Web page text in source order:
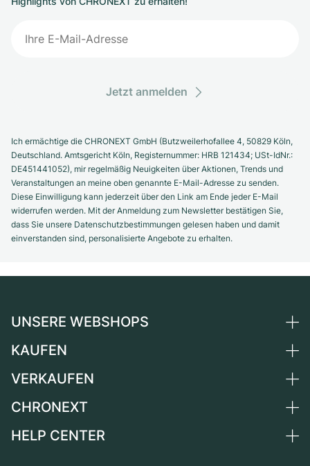
Jetzt anmelden
Ich ermächtige die CHRONEXT GmbH (Butzweilerhofallee 4, 50829 Köln,
Deutschland. Amtsgericht Köln, Registernummer: HRB 121434; USt-IdNr.:
DE451441052), mir regelmäßig Neuigkeiten über Aktionen, Trends und
Veranstaltungen an meine oben genannte E-Mail-Adresse zu senden.
Diese Einwilligung kann jederzeit über den Link am Ende jeder E-Mail
widerrufen werden. Mit der Anmeldung zum Newsletter bestätigen Sie,
dass Sie unsere Datenschutzbestimmungen gelesen haben und damit
einverstanden sind, personalisierte Angebote zu erhalten.
UNSERE WEBSHOPS
Deutschland
Schweiz
Frankreich
KAUFEN
Alle Luxusuhren
Independent Brands
VERKAUFEN
Uhr verkaufen
CHRONEXT
Über uns
HELP CENTER